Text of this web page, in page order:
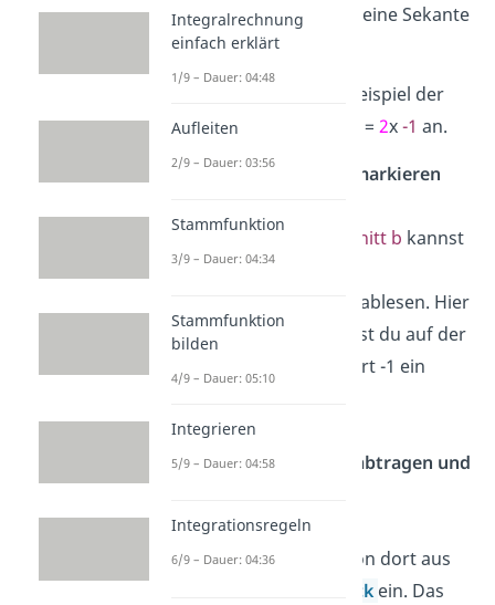
Form s(x) =mx +
für deine Sekante
vorgegeben.
Schau dir das mal am Beispiel der
Sekantengleichung s(x) =2x-1 an.
Punkt auf y-Achse markieren
Deny-Achsenabschnitt b kannst
du direkt aus der
Sekantengleichung ablesen. Hier
istb = -1. Also machst du auf der
y-Achse bei dem Wert -1 ein
Sekantensteigung abtragen und
Nun zeichnest du von dort aus
Steigungsdreieck ein. Das
Integralrechnung
einfach erklärt
1/9 – Dauer: 04:48
Aufleiten
2/9 – Dauer: 03:56
Stammfunktion
3/9 – Dauer: 04:34
Stammfunktion
bilden
4/9 – Dauer: 05:10
Integrieren
5/9 – Dauer: 04:58
Integrationsregeln
6/9 – Dauer: 04:36